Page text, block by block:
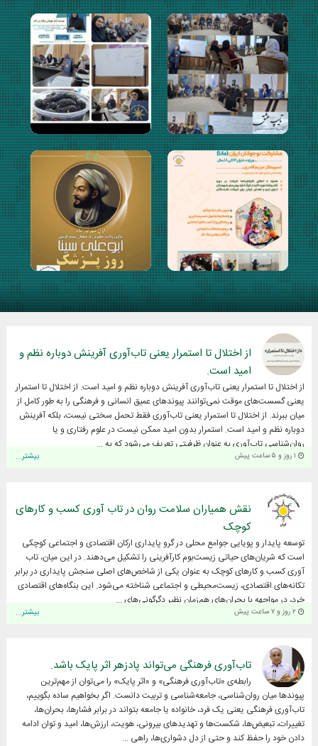
از اختلال تا استمرار یعنی تاب‌آوری آفرینش دوباره نظم و
امید است.
از اختلال تا استمرار یعنی تاب‌آوری آفرینش دوباره نظم و امید است. از اختلال تا استمرار
یعنی گسست‌های موقت نمی‌توانند پیوندهای عمیق انسانی و فرهنگی را به طور کامل از
میان ببرند. از اختلال تا استمرار یعنی تاب‌آوری فقط تحمل سختی نیست، بلکه آفرینش
دوباره نظم و امید است. استمرار بدون امید ممکن نیست در علوم رفتاری و یا
روان‌شناسی تاب‌آوری به عنوان ظرفیتی تعریف می‌شود که به ...
۱ روز و ۵ ساعت پیش بیشتر...
نقش همیاران سلامت روان در تاب آوری کسب و کارهای
کوچک
توسعه پایدار و پویایی جوامع محلی در گرو پایداری ارکان اقتصادی و اجتماعی کوچکی
است که شریان‌های حیاتی زیست‌بوم کارآفرینی را تشکیل می‌دهند. در این میان، تاب
آوری کسب و کارهای کوچک به عنوان یکی از شاخص‌های اصلی سنجش پایداری در برابر
تکانه‌های اقتصادی، زیست‌محیطی و اجتماعی شناخته می‌شود. این بنگاه‌های اقتصادی
خرد، در مواجهه با بحران‌های هم‌زمان نظیر دگرگونی‌های ...
۲ روز و ۷ ساعت پیش بیشتر...
تاب‌آوری فرهنگی می‌تواند پادزهر اثر پایک باشد.
رابطه‌ی «تاب‌آوری فرهنگی» و «اثر پایک» را می‌توان از مهم‌ترین
پیوندها میان روان‌شناسی، جامعه‌شناسی و تربیت دانست. اگر بخواهیم ساده بگوییم،
تاب‌آوری فرهنگی یعنی یک فرد، خانواده یا جامعه بتواند در برابر فشارها، بحران‌ها،
تغییرات، تبعیض‌ها، شکست‌ها و تهدیدهای بیرونی، هویت، ارزش‌ها، امید و توان ادامه
دادن خود را حفظ کند و حتی از دل دشواری‌ها، راهی ...